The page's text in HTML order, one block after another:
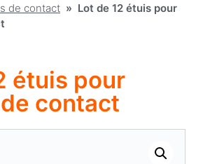
de contact » Lot de 12 étuis pour
étuis pour
contact